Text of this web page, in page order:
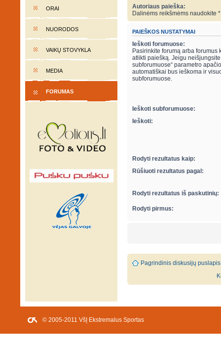
ORAI
NUORODOS
VAIKŲ STOVYKLA
MEDIA
FORUMAS
Autoriaus paieška:
Dalinėms reikšmėms naudokite
PAIEŠKOS NUSTATYMAI
Ieškoti forumuose:
Pasirinkite forumą arba forumus
atlikti paiešką. Jeigu neišjungsite
subforumuose“ parametro
automatiškai bus ieškoma ir
subforumuose.
Ieškoti subforumuose:
Ieškoti:
Rodyti rezultatus kaip:
Rūšiuoti rezultatus pagal:
Rodyti rezultatus iš paskutinių:
Rodyti pirmus:
Pagrindinis diskusijų puslapis
© 2005-2011 VšĮ Ekstremalus Sportas